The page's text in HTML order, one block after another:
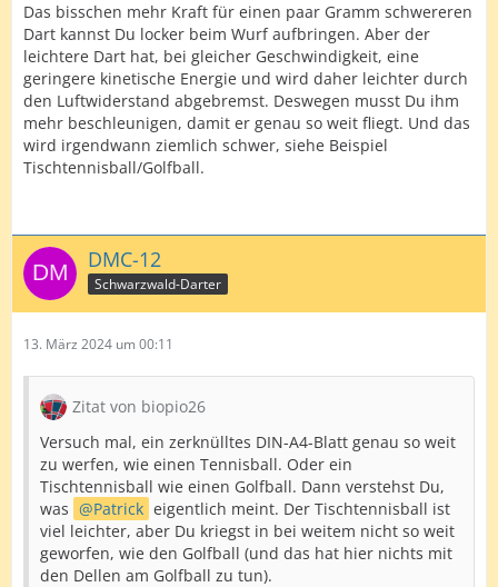
Das bisschen mehr Kraft für einen paar Gramm schwereren
Dart kannst Du locker beim Wurf aufbringen. Aber der
leichtere Dart hat, bei gleicher Geschwindigkeit, eine
geringere kinetische Energie und wird daher leichter durch
den Luftwiderstand abgebremst. Deswegen musst Du ihm
mehr beschleunigen, damit er genau so weit fliegt. Und das
wird irgendwann ziemlich schwer, siehe Beispiel
Tischtennisball/Golfball.
DMC-12
Schwarzwald-Darter
13. März 2024 um 00:11
Zitat von biopio26
Versuch mal, ein zerknülltes DIN-A4-Blatt genau so weit
zu werfen, wie einen Tennisball. Oder ein
Tischtennisball wie einen Golfball. Dann verstehst Du,
was
Patrick eigentlich meint. Der Tischtennisball ist
viel leichter, aber Du kriegst in bei weitem nicht so weit
geworfen, wie den Golfball (und das hat hier nichts mit
den Dellen am Golfball zu tun).